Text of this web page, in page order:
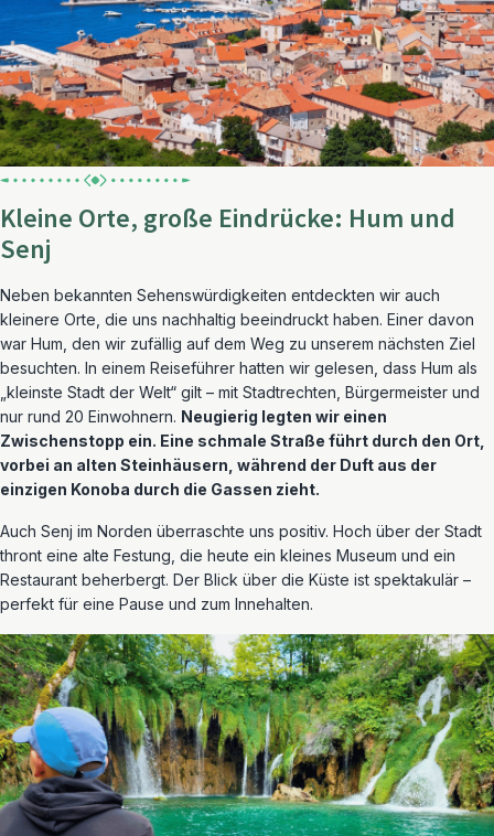
Kleine Orte, große Eindrücke: Hum und
Senj
Neben bekannten Sehenswürdigkeiten entdeckten wir auch
kleinere Orte, die uns nachhaltig beeindruckt haben. Einer davon
war Hum, den wir zufällig auf dem Weg zu unserem nächsten Ziel
besuchten. In einem Reiseführer hatten wir gelesen, dass Hum als
„kleinste Stadt der Welt“ gilt – mit Stadtrechten, Bürgermeister und
nur rund 20 Einwohnern. Neugierig legten wir einen
Zwischenstopp ein. Eine schmale Straße führt durch den Ort,
vorbei an alten Steinhäusern, während der Duft aus der
einzigen Konoba durch die Gassen zieht.
Auch Senj im Norden überraschte uns positiv. Hoch über der Stadt
thront eine alte Festung, die heute ein kleines Museum und ein
Restaurant beherbergt. Der Blick über die Küste ist spektakulär –
perfekt für eine Pause und zum Innehalten.